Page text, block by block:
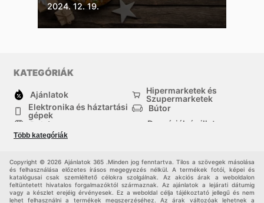
2024. 12. 19.
KATEGÓRIÁK
Ajánlatok
Hipermarketek és
Szupermarketek
Elektronika és háztartási
gépek
Bútor
Ruházat
Drogériák és illatszer-
háztartási cikkek
Több kategóriák
Copyright © 2026 Ajánlatok 365 .Minden jog fenntartva. Tilos a szövegek másolása
és felhasználása előzetes írásos megegyezés nélkül. A termékek fotói, képei és
katalógusai csak szemléltető célokra szolgálnak. Az akciós árak a weboldalon
feltüntetett hivatalos forgalmazóktól származnak. Az ajánlatok a lejárati dátumig
vagy a készlet erejéig érvényesek. Ez a weboldal célja tájékoztató jellegű és nem
lehet felhasználni a termékek megszerzéséhez. Az árak változóak lehetnek a